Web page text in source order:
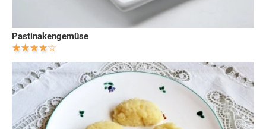
Pastinakengemüse